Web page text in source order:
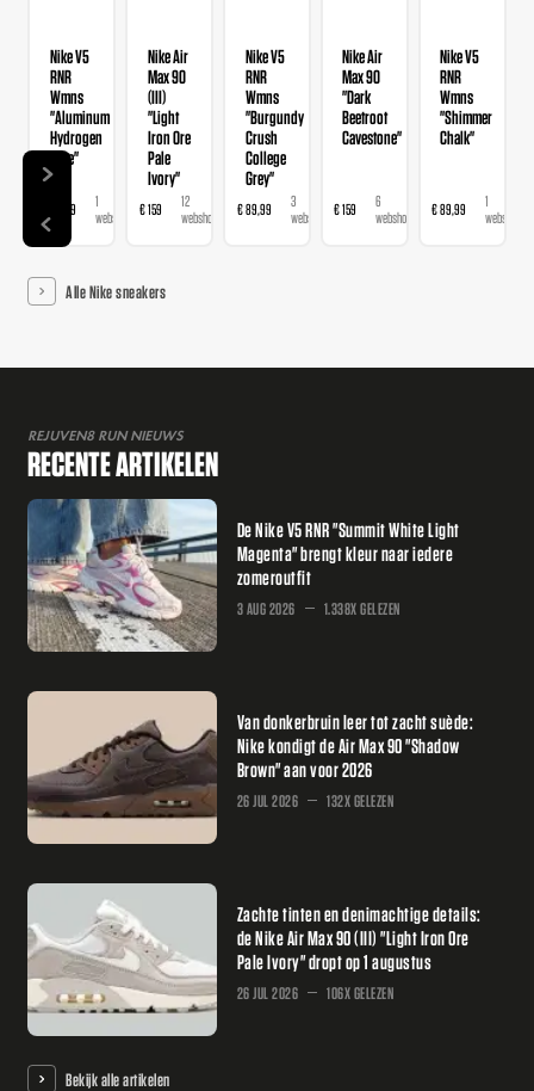
Nike V5
RNR
Wmns
"Aluminum
Hydrogen
Blue"
€ 89,99
1
webshop
Nike Air
Max 90
(III)
"Light
Iron Ore
Pale
Ivory"
€ 159
12
webshops
Nike V5
RNR
Wmns
"Burgundy
Crush
College
Grey"
€ 89,99
3
webshops
Nike Air
Max 90
"Dark
Beetroot
Cavestone"
€ 159
6
webshops
Nike V5
RNR
Wmns
"Shimmer
Chalk"
€ 89,99
1
webshop
Alle Nike sneakers
REJUVEN8 RUN NIEUWS
RECENTE ARTIKELEN
De Nike V5 RNR "Summit White Light
Magenta" brengt kleur naar iedere
zomeroutfit
3 AUG 2026 1.338X GELEZEN
Van donkerbruin leer tot zacht suède:
Nike kondigt de Air Max 90 "Shadow
Brown" aan voor 2026
26 JUL 2026 132X GELEZEN
Zachte tinten en denimachtige details:
de Nike Air Max 90 (III) "Light Iron Ore
Pale Ivory" dropt op 1 augustus
26 JUL 2026 106X GELEZEN
Bekijk alle artikelen